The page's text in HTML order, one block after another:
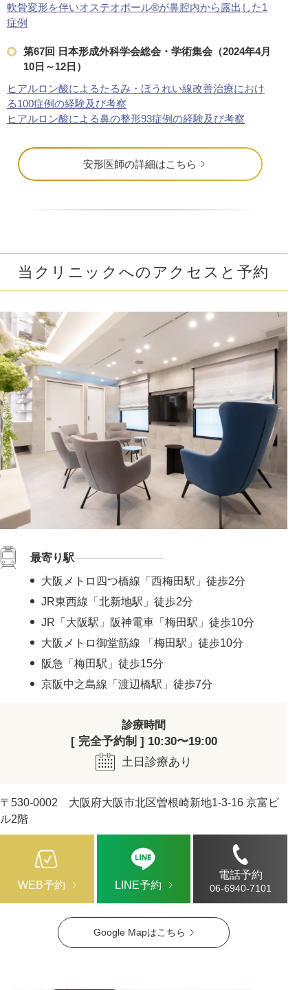
軟骨変形を伴いオステオポール®︎が鼻腔内から露出した1
症例
第67回 日本形成外科学会総会・学術集会（2024年4月
10日～12日）
ヒアルロン酸によるたるみ・ほうれい線改善治療におけ
る100症例の経験及び考察
ヒアルロン酸による鼻の整形93症例の経験及び考察
安形医師の詳細はこちら
当クリニックへのアクセスと予約
Google Mapはこちら
最寄り駅
大阪メトロ四つ橋線「西梅田駅」徒歩2分
JR東西線「北新地駅」徒歩2分
JR「大阪駅」阪神電車「梅田駅」徒歩10分
大阪メトロ御堂筋線 「梅田駅」徒歩10分
阪急「梅田駅」徒歩15分
京阪中之島線「渡辺橋駅」徒歩7分
診療時間
[ 完全予約制 ] 10:30〜19:00
土日診療あり
〒530-0002 大阪府大阪市北区曽根崎新地1-3-16 京富ビ
ル2階
WEB予約 LINE予約
電話予約
06-6940-7101